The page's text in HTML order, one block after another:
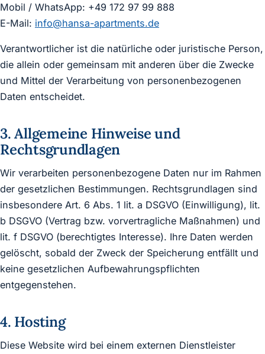
Mobil / WhatsApp: +49 172 97 99 888
E-Mail: info@hansa-apartments.de
Verantwortlicher ist die natürliche oder juristische Person,
die allein oder gemeinsam mit anderen über die Zwecke
und Mittel der Verarbeitung von personenbezogenen
Daten entscheidet.
3. Allgemeine Hinweise und
Rechtsgrundlagen
Wir verarbeiten personenbezogene Daten nur im Rahmen
der gesetzlichen Bestimmungen. Rechtsgrundlagen sind
insbesondere Art. 6 Abs. 1 lit. a DSGVO (Einwilligung), lit.
b DSGVO (Vertrag bzw. vorvertragliche Maßnahmen) und
lit. f DSGVO (berechtigtes Interesse). Ihre Daten werden
gelöscht, sobald der Zweck der Speicherung entfällt und
keine gesetzlichen Aufbewahrungspflichten
entgegenstehen.
4. Hosting
Diese Website wird bei einem externen Dienstleister